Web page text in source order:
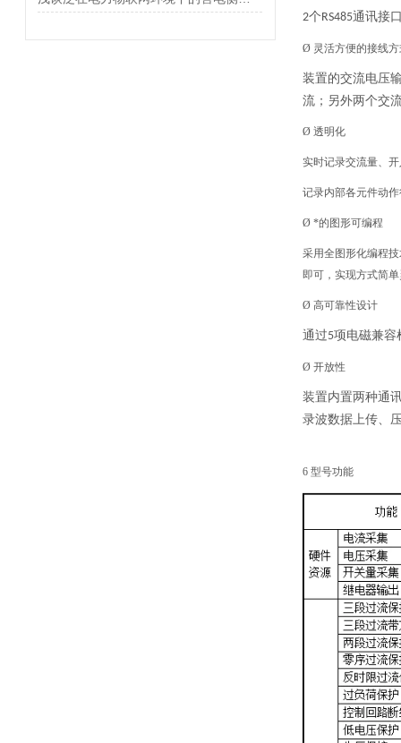
2个RS485通讯接
Ø 灵活方便的接线方
装置的交流电压
流；另外两个交
Ø 透明化
实时记录交流量、
记录内部各元件动
Ø *的图形可编程
采用全图形化编程
即可，实现方式简
Ø 高可靠性设计
通过5项电磁兼容
Ø 开放性
装置内置两种通
录波数据上传、
6 型号功能